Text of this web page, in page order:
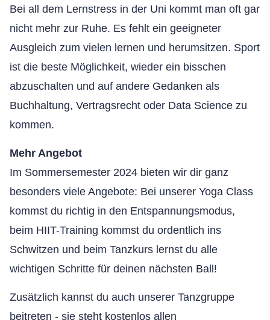
Bei all dem Lernstress in der Uni kommt man oft gar
nicht mehr zur Ruhe. Es fehlt ein geeigneter
Ausgleich zum vielen lernen und herumsitzen. Sport
ist die beste Möglichkeit, wieder ein bisschen
abzuschalten und auf andere Gedanken als
Buchhaltung, Vertragsrecht oder Data Science zu
kommen.
Mehr Angebot
Im Sommersemester 2024 bieten wir dir ganz
besonders viele Angebote: Bei unserer Yoga Class
kommst du richtig in den Entspannungsmodus,
beim HIIT-Training kommst du ordentlich ins
Schwitzen und beim Tanzkurs lernst du alle
wichtigen Schritte für deinen nächsten Ball!
Zusätzlich kannst du auch unserer Tanzgruppe
beitreten - sie steht kostenlos allen